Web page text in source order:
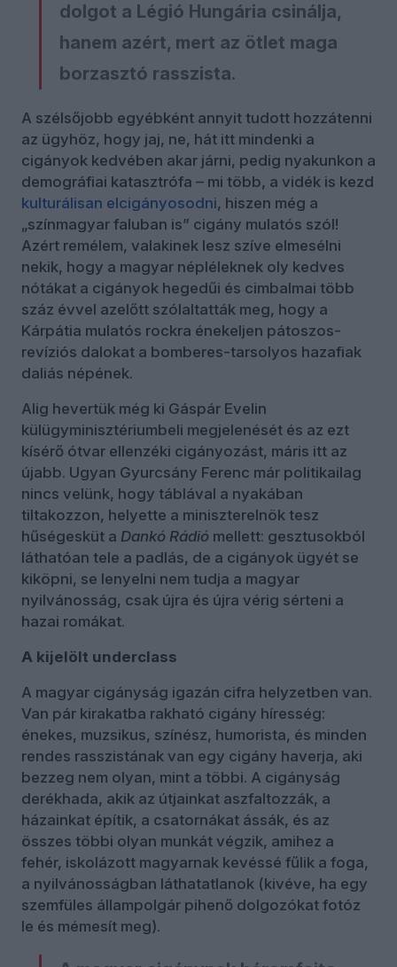
dolgot a Légió Hungária csinálja,
hanem azért, mert az ötlet maga
borzasztó rasszista.
A szélsőjobb egyébként annyit tudott hozzátenni
az ügyhöz, hogy jaj, ne, hát itt mindenki a
cigányok kedvében akar járni, pedig nyakunkon a
demográfiai katasztrófa – mi több, a vidék is kezd
kulturálisan elcigányosodni, hiszen még a
„színmagyar faluban is” cigány mulatós szól!
Azért remélem, valakinek lesz szíve elmesélni
nekik, hogy a magyar népléleknek oly kedves
nótákat a cigányok hegedűi és cimbalmai több
száz évvel azelőtt szólaltatták meg, hogy a
Kárpátia mulatós rockra énekeljen pátoszos-
revíziós dalokat a bomberes-tarsolyos hazafiak
daliás népének.
Alig hevertük még ki Gáspár Evelin
külügyminisztériumbeli megjelenését és az ezt
kísérő ótvar ellenzéki cigányozást, máris itt az
újabb. Ugyan Gyurcsány Ferenc már politikailag
nincs velünk, hogy táblával a nyakában
tiltakozzon, helyette a miniszterelnök tesz
hűségesküt a Dankó Rádió mellett: gesztusokból
láthatóan tele a padlás, de a cigányok ügyét se
kiköpni, se lenyelni nem tudja a magyar
nyilvánosság, csak újra és újra vérig sérteni a
hazai romákat.
A kijelölt underclass
A magyar cigányság igazán cifra helyzetben van.
Van pár kirakatba rakható cigány híresség:
énekes, muzsikus, színész, humorista, és minden
rendes rasszistának van egy cigány haverja, aki
bezzeg nem olyan, mint a többi. A cigányság
derékhada, akik az útjainkat aszfaltozzák, a
házainkat építik, a csatornákat ássák, és az
összes többi olyan munkát végzik, amihez a
fehér, iskolázott magyarnak kevéssé fűlik a foga,
a nyilvánosságban láthatatlanok (kivéve, ha egy
szemfüles állampolgár pihenő dolgozókat fotóz
le és mémesít meg).